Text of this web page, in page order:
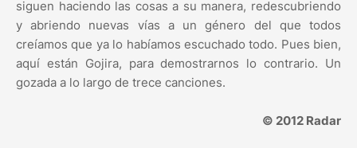
siguen haciendo las cosas a su manera, redescubriendo
y abriendo nuevas vías a un género del que todos
creíamos que ya lo habíamos escuchado todo. Pues bien,
aquí están Gojira, para demostrarnos lo contrario. Un
gozada a lo largo de trece canciones.
© 2012 Radar